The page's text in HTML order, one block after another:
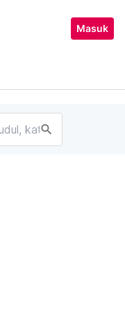
Masuk
search